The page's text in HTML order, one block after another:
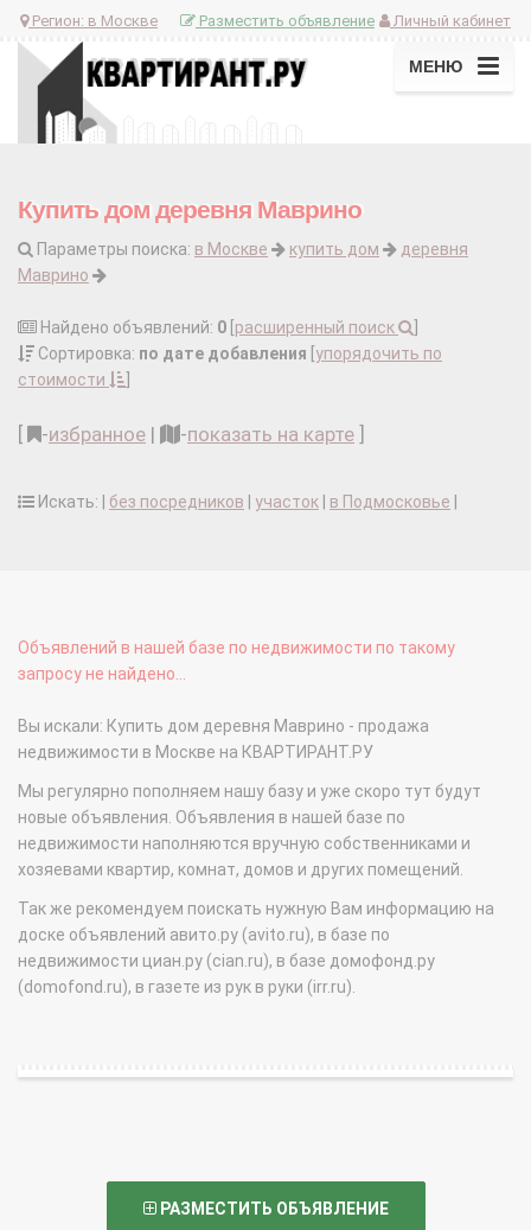
Регион: в Москве Личный кабинет
Разместить объявление
МЕНЮ
Купить дом деревня Маврино
Параметры поиска: в Москве купить дом
деревня
Маврино
Найдено объявлений: 0 расширенный поиск
Сортировка: по дате добавления упорядочить по
стоимости
-избранное | -показать на карте
Искать: | без посредников участок в Подмосковье
Объявлений в нашей базе по недвижимости по такому
запросу не найдено...
Вы искали: Купить дом деревня Маврино - продажа
недвижимости в Москве на КВАРТИРАНТ.РУ
Мы регулярно пополняем нашу базу и уже скоро тут будут
новые объявления. Объявления в нашей базе по
недвижимости наполняются вручную собственниками и
хозяевами квартир, комнат, домов и других помещений.
Так же рекомендуем поискать нужную Вам информацию на
доске объявлений авито.ру (avito.ru), в базе по
недвижимости циан.ру (cian.ru), в базе домофонд.ру
(domofond.ru), в газете из рук в руки (irr.ru).
РАЗМЕСТИТЬ ОБЪЯВЛЕНИЕ